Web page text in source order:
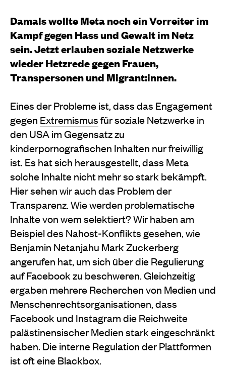
Damals wollte Meta noch ein Vorreiter im
Kampf gegen Hass und Gewalt im Netz
sein. Jetzt erlauben soziale Netzwerke
wieder Hetzrede gegen Frauen,
Transpersonen und Migrant:innen.
Eines der Probleme ist, dass das Engagement
gegen Extremismusfür soziale Netzwerke in
den USA im Gegensatz zu
kinderpornografischen Inhalten nur freiwillig
ist. Es hat sich herausgestellt, dass Meta
solche Inhalte nicht mehr so stark bekämpft.
Hier sehen wir auch das Problem der
Transparenz. Wie werden problematische
Inhalte von wem selektiert? Wir haben am
Beispiel des Nahost-Konflikts gesehen, wie
Benjamin Netanjahu Mark Zuckerberg
angerufen hat, um sich über die Regulierung
auf Facebook zu beschweren. Gleichzeitig
ergaben mehrere Recherchen von Medien und
Menschenrechtsorganisationen, dass
Facebook und Instagram die Reichweite
palästinensischer Medien stark eingeschränkt
haben. Die interne Regulation der Plattformen
ist oft eine Blackbox.